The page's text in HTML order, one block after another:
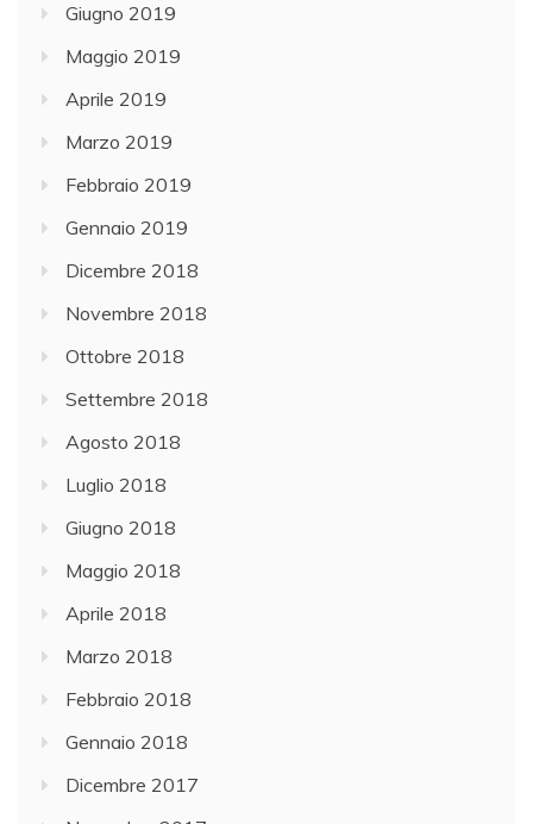
Giugno 2019
Maggio 2019
Aprile 2019
Marzo 2019
Febbraio 2019
Gennaio 2019
Dicembre 2018
Novembre 2018
Ottobre 2018
Settembre 2018
Agosto 2018
Luglio 2018
Giugno 2018
Maggio 2018
Aprile 2018
Marzo 2018
Febbraio 2018
Gennaio 2018
Dicembre 2017